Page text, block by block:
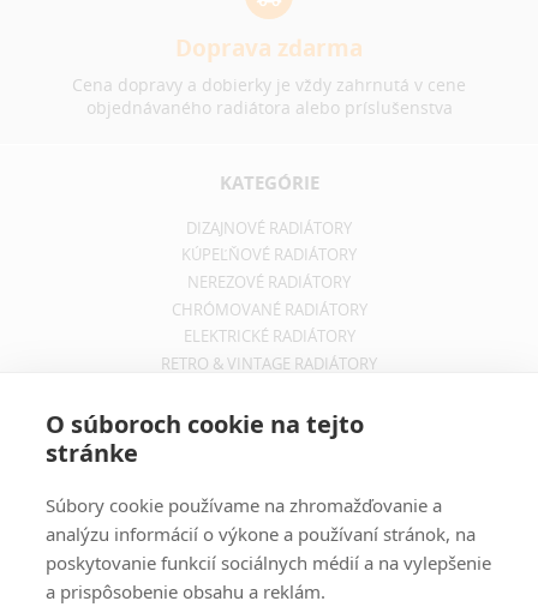
Doprava zdarma
Cena dopravy a dobierky je vždy zahrnutá v cene
objednávaného radiátora alebo príslušenstva
KATEGÓRIE
DIZAJNOVÉ RADIÁTORY
KÚPEĽŇOVÉ RADIÁTORY
NEREZOVÉ RADIÁTORY
CHRÓMOVANÉ RADIÁTORY
ELEKTRICKÉ RADIÁTORY
RETRO & VINTAGE RADIÁTORY
INFORMÁCIE O DOPRAVE
OCHRANA SÚKROMIA
O súboroch cookie na tejto
stránke
Súbory cookie používame na zhromažďovanie a
analýzu informácií o výkone a používaní stránok, na
poskytovanie funkcií sociálnych médií a na vylepšenie
a prispôsobenie obsahu a reklám.